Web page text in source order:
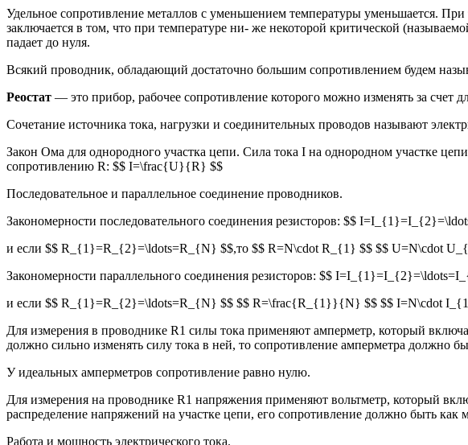
Удельное сопротивление металлов с уменьшением температуры уменьшается.
заключается в том, что при температуре ни- же некоторой критической
падает до нуля.
Всякий проводник, обладающий достаточно большим сопротивлением будем
Реостат — это прибор, рабочее сопротивление которого можно изменять за счет
Сочетание источника тока, нагрузки и соединительных проводов называют
Закон Ома для однородного участка цепи. Сила тока I на однородном участке
сопротивлению R: $$ I=\frac{U}{R} $$
Последовательное и параллельное соединение проводников.
Закономерности последовательного соединения резисторов: $$
и если $$ R_{1}=R_{2}=\ldots=R_{N} $$,то $$ R=N\cdot R_{1} $$ $$ U=N\cdot
Закономерности параллельного соединения резисторов: $$
и если $$ R_{1}=R_{2}=\ldots=R_{N} $$ $$ R=\frac{R_{1}}{N} $$ $$ I=N\cdot
Для измерения в проводнике R1 силы тока применяют амперметр, который
должно сильно изменять силу тока в ней, то сопротивление амперметра должно
У идеальных амперметров сопротивление равно нулю.
Для измерения на проводнике R1 напряжения применяют вольтметр, который
распределение напряжений на участке цепи, его сопротивление должно быть
Работа и мощность электрического тока.